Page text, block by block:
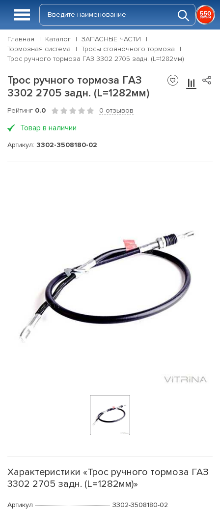
Главная Каталог
ЗАПАСНЫЕ ЧАСТИ
Тормозная система
Тросы стояночного тормоза
Трос ручного тормоза ГАЗ 3302 2705 задн. (L=1282мм)
Трос ручного тормоза ГАЗ
3302 2705 задн. (L=1282мм)
Рейтинг 0.0 0 отзывов
Товар в наличии
Артикул: 3302-3508180-02
Характеристики «Трос ручного тормоза ГАЗ
3302 2705 задн. (L=1282мм)»
Артикул
3302-3508180-02